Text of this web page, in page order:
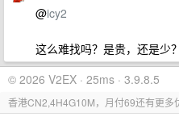
@icy2
这么难找吗？是贵，还是少？
© 2026 V2EX · 25ms · 3.9.8.5
香港CN2,4H4G10M，月付69还有更多